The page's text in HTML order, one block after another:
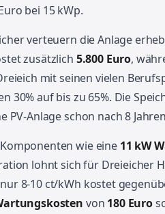
bei 15 kWp.
verteuern die Anlage
zusätzlich 5.800 Euro,
mit seinen vielen
30% auf bis zu 65%. Die
PV-Anlage schon nach 8
wie eine 11 kW
lohnt sich für Dreieicher
8-10 ct/kWh kostet
von 180 Euro